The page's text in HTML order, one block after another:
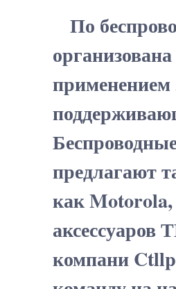
По
применением
предлагают
как Motorola,
аксессуаров
компани